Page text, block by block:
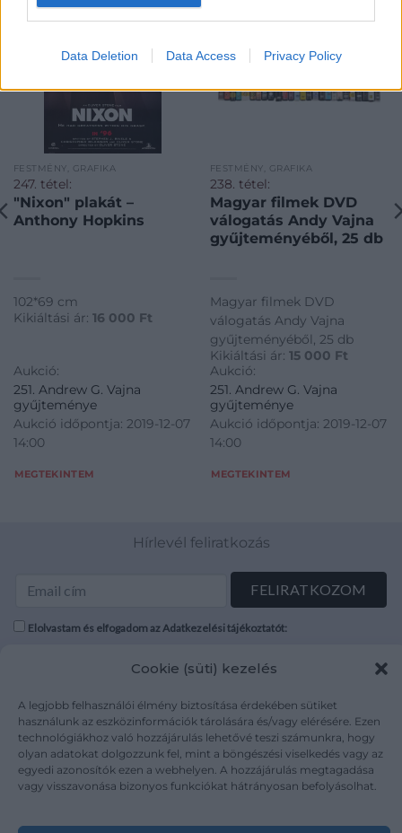
Data Deletion Data Access Privacy Policy
Cookie (süti) kezelés
A legjobb felhasználói élmény biztosítása érdekében sütiket
használunk az eszközinformációk tárolására és/vagy elérésére. Ezen
technológiákhoz való hozzájárulás lehetővé teszi számunkra, hogy
olyan adatokat dolgozzunk fel, mint a böngészési viselkedés vagy az
egyedi azonosítók ezen a webhelyen. A hozzájárulás megtagadása
vagy visszavonása bizonyos funkciókat hátrányosan befolyásolhat.
FESTMÉNY, GRAFIKA
247. tétel:
"Nixon" plakát –
Anthony Hopkins
102*69 cm
Kikiáltási ár: 16 000 Ft
Aukció:
251. Andrew G. Vajna
gyűjteménye
Aukció időpontja: 2019-12-07
14:00
MEGTEKINTEM
FESTMÉNY, GRAFIKA
238. tétel:
Magyar filmek DVD
válogatás Andy Vajna
gyűjteményéből, 25 db
Magyar filmek DVD
válogatás Andy Vajna
gyűjteményéből, 25 db
Kikiáltási ár: 15 000 Ft
Aukció:
251. Andrew G. Vajna
gyűjteménye
Aukció időpontja: 2019-12-07
14:00
MEGTEKINTEM
Hírlevél feliratkozás
Elolvastam és elfogadom az Adatkezelési tájékoztatót:
Médiaajánlat
Karrier
Kapcsolat
ÁSZF
Adatvédelem
Impresszum